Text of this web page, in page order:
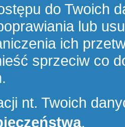
do Twoich
lub
ich
sprzeciw co
nt. Twoich
.